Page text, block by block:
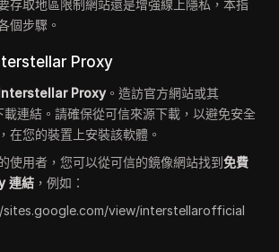
存取地區限制網站還是增強線上隱私，本指
個步驟。
Proxy
Proxy。造訪官方網站或其
連結。請確保從可信來源下載，以避免安全
在您的裝置上安裝該軟體。
使用者，您可以從可信的鏡像網站找到免費
連結 ，例如：
sites.google.com/view/interstellarofficial